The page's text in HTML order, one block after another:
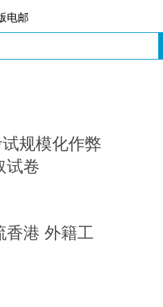
电邮
规模化作弊
试卷
香港 外籍工